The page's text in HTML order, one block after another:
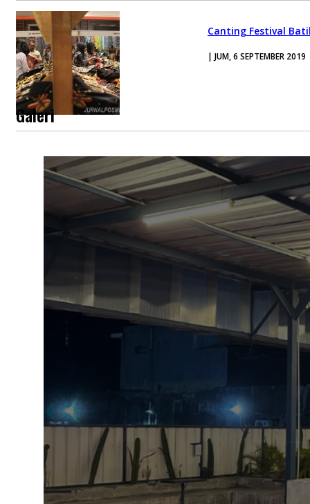
Canting Festival
| JUM, 6 SEPTEMBER 2019
Galeri